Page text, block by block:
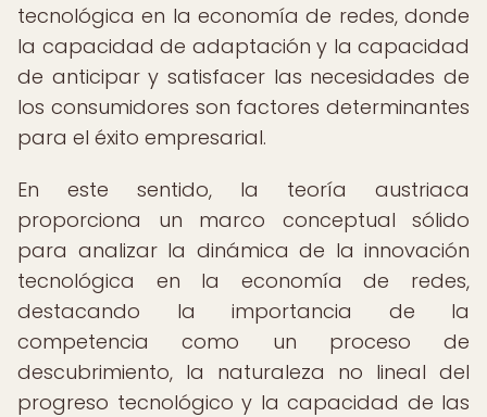
tecnológica en la economía de redes, donde
la capacidad de adaptación y la capacidad
de anticipar y satisfacer las necesidades de
los consumidores son factores determinantes
para el éxito empresarial.
En este sentido, la teoría austriaca
proporciona un marco conceptual sólido
para analizar la dinámica de la innovación
tecnológica en la economía de redes,
destacando la importancia de la
competencia como un proceso de
descubrimiento, la naturaleza no lineal del
progreso tecnológico y la capacidad de las